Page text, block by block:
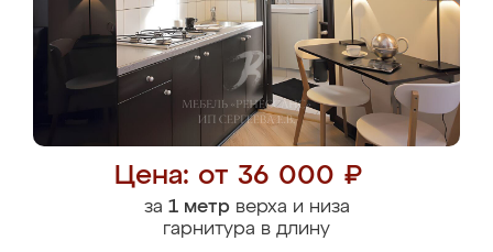
Цена: от 36 000 ₽
за 1 метрверха и низа
гарнитура в длину